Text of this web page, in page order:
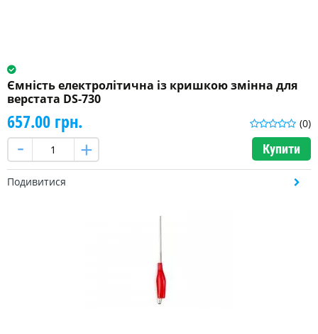
Ємність електролітична із кришкою змінна для
верстата DS-730
(0)
657.00 грн.
Купити
Подивитися